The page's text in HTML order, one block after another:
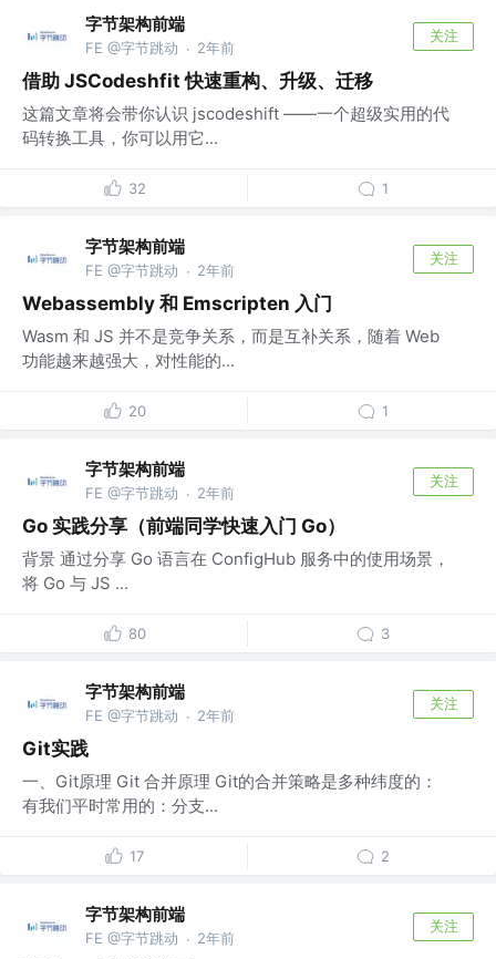
字节架构前端
FE @字节跳动 · 2年前
关注
借助 JSCodeshfit 快速重构、升级、迁移
这篇文章将会带你认识 jscodeshift ——一个超级实用的代
码转换工具，你可以用它...
32 1
字节架构前端
FE @字节跳动 · 2年前
关注
Webassembly 和 Emscripten 入门
Wasm 和 JS 并不是竞争关系，而是互补关系，随着 Web
功能越来越强大，对性能的...
20 1
字节架构前端
FE @字节跳动 · 2年前
关注
Go 实践分享（前端同学快速入门 Go）
背景 通过分享 Go 语言在 ConfigHub 服务中的使用场景，
将 Go 与 JS ...
80 3
字节架构前端
FE @字节跳动 · 2年前
关注
Git实践
一、Git原理 Git 合并原理 Git的合并策略是多种纬度的：
有我们平时常用的：分支...
17 2
字节架构前端
FE @字节跳动 · 2年前
关注